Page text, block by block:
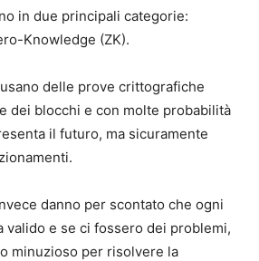
in due principali categorie:
Knowledge (ZK).
delle prove crittografiche
dei blocchi e con molte probabilità
il futuro, ma sicuramente
danno per scontato che ogni
valido e se ci fossero dei problemi,
minuzioso per risolvere la